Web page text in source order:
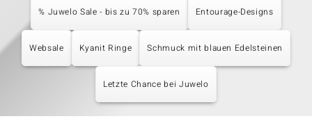
% Juwelo Sale - bis zu 70% sparen Entourage-Designs
Websale Kyanit Ringe Schmuck mit blauen Edelsteinen
Letzte Chance bei Juwelo